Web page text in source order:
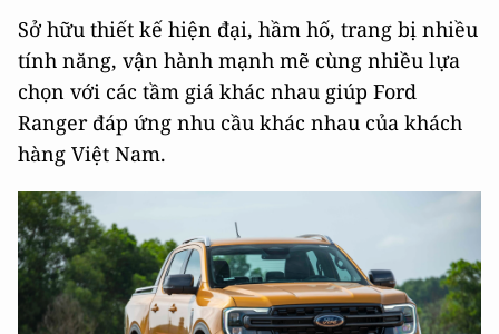
Sở hữu thiết kế hiện đại, hầm hố, trang bị nhiều
tính năng, vận hành mạnh mẽ cùng nhiều lựa
chọn với các tầm giá khác nhau giúp Ford
Ranger đáp ứng nhu cầu khác nhau của khách
hàng Việt Nam.